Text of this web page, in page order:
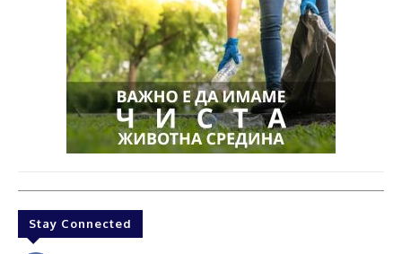
Stay Connected